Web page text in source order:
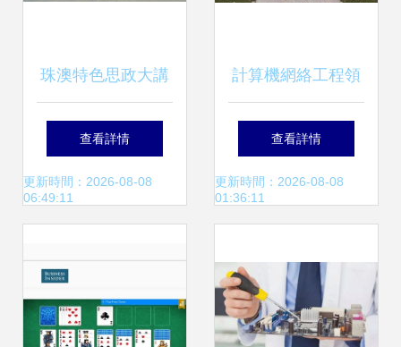
珠澳特色思政大講
堂 計算機工程技術
學院師生共探計算
查看詳情
更新時間：2026-08-08
06:49:11
計算機網絡工程領
域的璀璨明珠 11所
單學科超強高校深
查看詳情
更新時間：2026-08-08
01:36:11